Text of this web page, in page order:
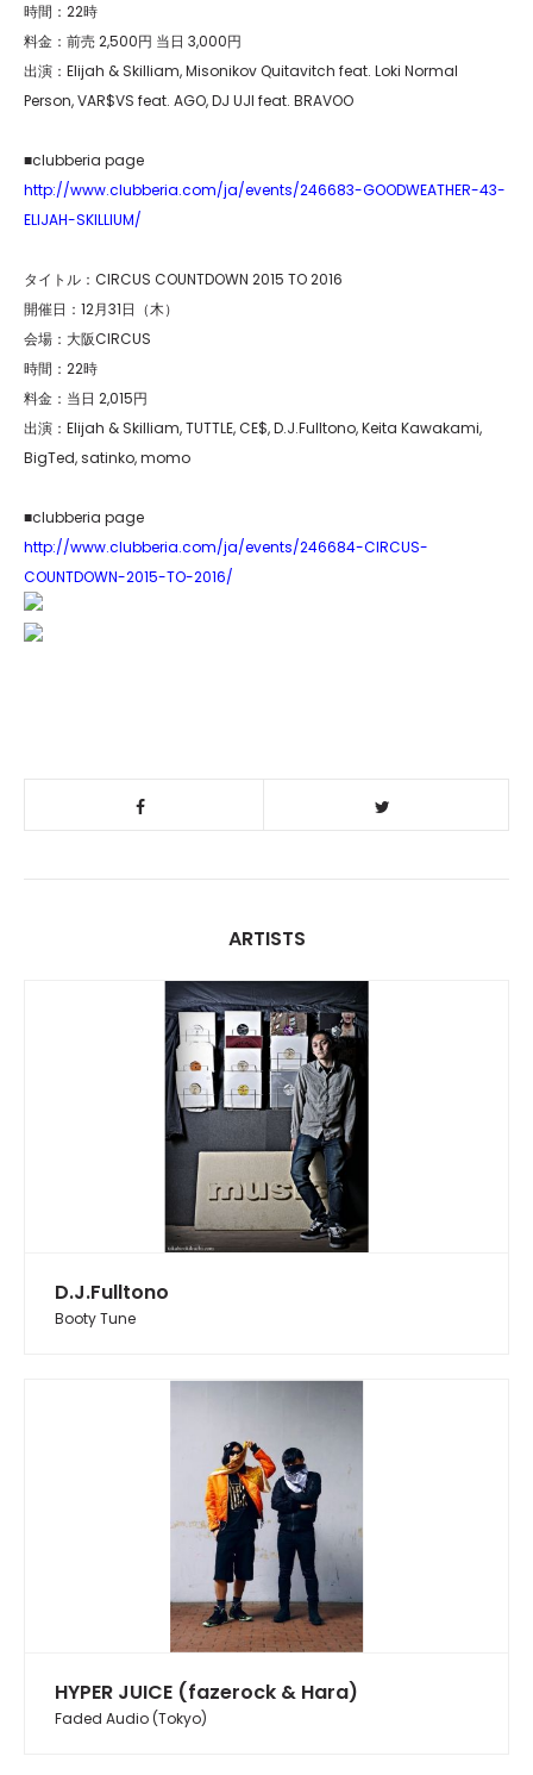
時間：22時
料金：前売 2,500円 当日 3,000円
出演：Elijah & Skilliam, Misonikov Quitavitch feat. Loki Normal
Person, VAR$VS feat. AGO, DJ UJI feat. BRAVOO
■clubberia page
http://www.clubberia.com/ja/events/246683-GOODWEATHER-43-
ELIJAH-SKILLIUM/
タイトル：CIRCUS COUNTDOWN 2015 TO 2016
開催日：12月31日（木）
会場：大阪CIRCUS
時間：22時
料金：当日 2,015円
出演：Elijah & Skilliam, TUTTLE, CE$, D.J.Fulltono, Keita Kawakami,
BigTed, satinko, momo
■clubberia page
http://www.clubberia.com/ja/events/246684-CIRCUS-
COUNTDOWN-2015-TO-2016/
ARTISTS
D.J.Fulltono
Booty Tune
HYPER JUICE (fazerock & Hara)
Faded Audio (Tokyo)